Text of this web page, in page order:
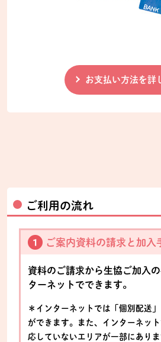
お支払い方法を詳
ご利用の流れ
ご案内資料の請求と加入
資料のご請求から生協ご加入
ターネットでできます。
＊インターネットでは「個別配送
ができます。また、インターネッ
応していないエリアが一部にありま